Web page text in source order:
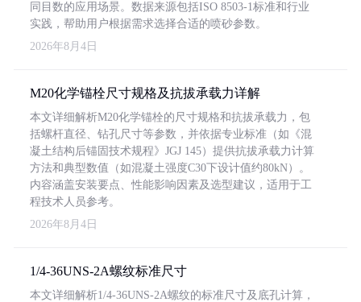
同目数的应用场景。数据来源包括ISO 8503-1标准和行业
实践，帮助用户根据需求选择合适的喷砂参数。
2026年8月4日
M20化学锚栓尺寸规格及抗拔承载力详解
本文详细解析M20化学锚栓的尺寸规格和抗拔承载力，包
括螺杆直径、钻孔尺寸等参数，并依据专业标准（如《混
凝土结构后锚固技术规程》JGJ 145）提供抗拔承载力计算
方法和典型数值（如混凝土强度C30下设计值约80kN）。
内容涵盖安装要点、性能影响因素及选型建议，适用于工
程技术人员参考。
2026年8月4日
1/4-36UNS-2A螺纹标准尺寸
本文详细解析1/4-36UNS-2A螺纹的标准尺寸及底孔计算，